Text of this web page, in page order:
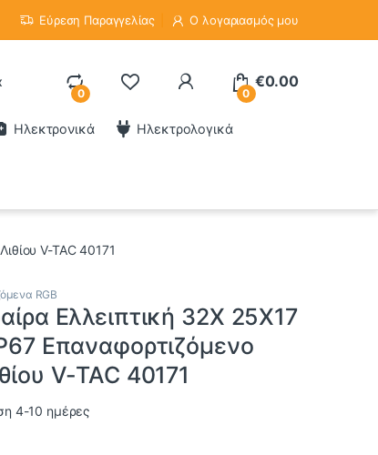
Εύρεση Παραγγελίας Ο λογαριασμός μου
0 0
€0.00
Ηλεκτρονικά Ηλεκτρολογικά
V-TAC 40171
RGB
Ελλειπτική 32X 25X17
Επαναφορτιζόμενο
V-TAC 40171
4-10 ημέρες